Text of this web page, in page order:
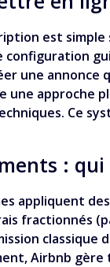
est
une
une approche
Ce
:
appliquent
fractionnés
Airbnb